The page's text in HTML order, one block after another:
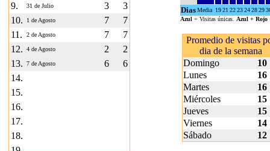
9.
31 de Julio 3
3
10.
1 de Agosto 7
7
11.
2 de Agosto 7
7
12.
4 de Agosto 2
2
13.
7 de Agosto 6
6
14.
15.
16.
17.
18.
DiasMedia 1921 2223242829
Azul = Visitas únicas. Azul + Rojo
Promedio de visitas
dia de la semana
Domingo
10
Lunes
16
Martes
16
Miércoles
15
Jueves
15
Viernes
14
Sábado
12